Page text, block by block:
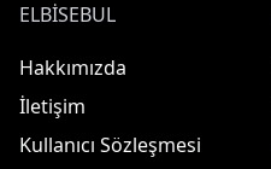
ELBISEBUL
Hakkımızda
İletişim
Kullanıcı Sözleşmesi